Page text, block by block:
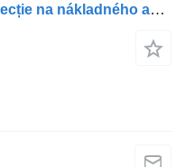
Hadica Țeavă de Ulei Servodirecție na nákladného auta Scania – Cod: 1498720